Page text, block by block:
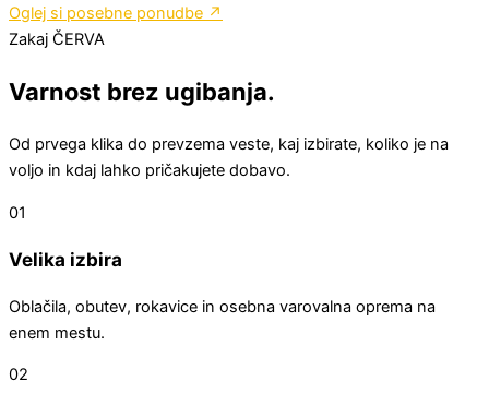
Oglej si posebne ponudbe ↗
Zakaj ČERVA
Varnost brez ugibanja.
Od prvega klika do prevzema veste, kaj izbirate, koliko je na
voljo in kdaj lahko pričakujete dobavo.
01
Velika izbira
Oblačila, obutev, rokavice in osebna varovalna oprema na
enem mestu.
02